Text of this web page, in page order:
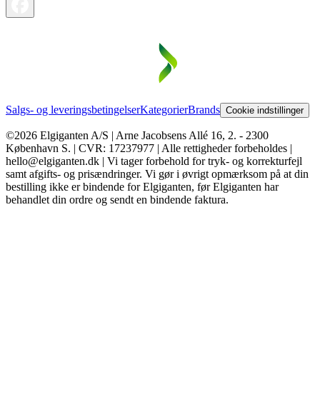
Salgs- og leveringsbetingelserKategorierBrands Cookie indstillinger
©2026 Elgiganten A/S | Arne Jacobsens Allé 16, 2. - 2300
København S. | CVR: 17237977 | Alle rettigheder forbeholdes |
hello@elgiganten.dk | Vi tager forbehold for tryk- og korrekturfejl
samt afgifts- og prisændringer. Vi gør i øvrigt opmærksom på at din
bestilling ikke er bindende for Elgiganten, før Elgiganten har
behandlet din ordre og sendt en bindende faktura.